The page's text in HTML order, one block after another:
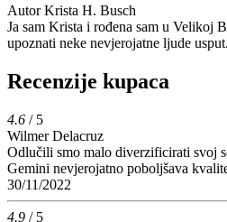
Autor Krista H. Busch
Ja sam Krista i rođena sam u Velikoj
upoznati neke nevjerojatne ljude
Recenzije kupaca
4.6 / 5
Wilmer Delacruz
Odlučili smo malo diverzificirati svoj
Gemini nevjerojatno poboljšava
30/11/2022
4.9 / 5